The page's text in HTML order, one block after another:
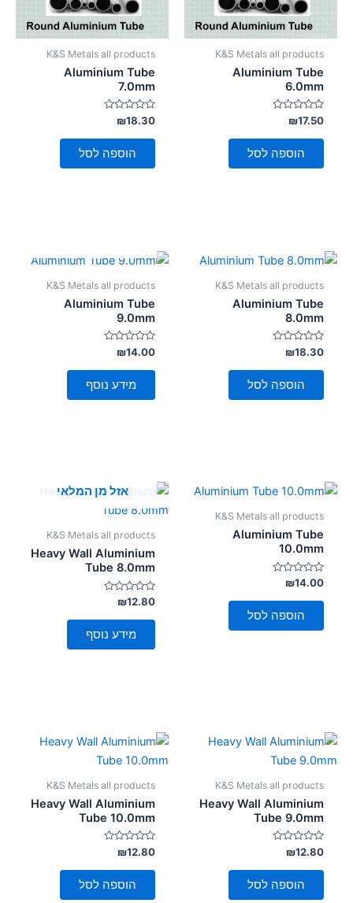
K&S Metals all products
Aluminium Tube
6.0mm
דורג
0
מתוך
₪17.50
הוספה לסל
K&S Metals all products
Aluminium Tube
7.0mm
דורג
0
מתוך
₪18.30
הוספה לסל
K&S Metals all products
Aluminium Tube
8.0mm
דורג
0
מתוך
₪18.30
הוספה לסל
K&S Metals all products
Aluminium Tube
9.0mm
דורג
0
מתוך
₪14.00
מידע נוסף
K&S Metals all products
Aluminium Tube
10.0mm
דורג
0
מתוך
₪14.00
הוספה לסל
אזל מן המלאי
K&S Metals all products
Heavy Wall Aluminium
Tube 8.0mm
דורג
0
מתוך
₪12.80
מידע נוסף
K&S Metals all products
Heavy Wall Aluminium
Tube 9.0mm
דורג
0
מתוך
₪12.80
הוספה לסל
K&S Metals all products
Heavy Wall Aluminium
Tube 10.0mm
דורג
0
מתוך
₪12.80
הוספה לסל